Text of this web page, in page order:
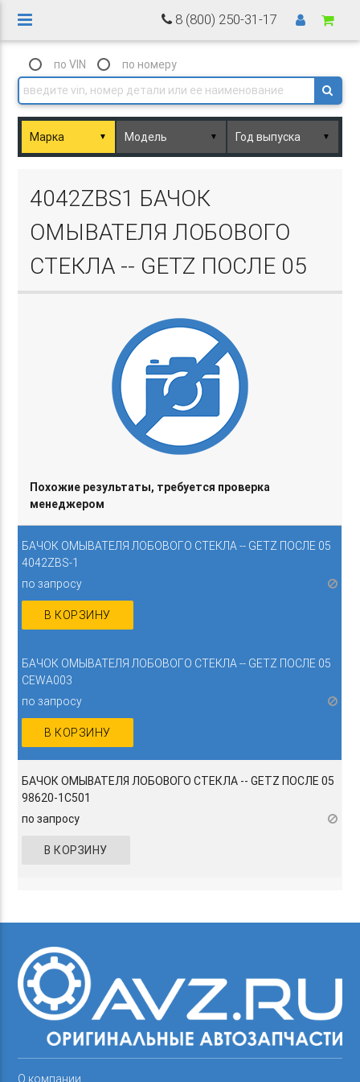
8 (800) 250-31-17
по VIN по номеру
▼ ▼ ▼
4042ZBS1 БАЧОК
ОМЫВАТЕЛЯ ЛОБОВОГО
СТЕКЛА -- GETZ ПОСЛЕ 05
БАЧОК ОМЫВАТЕЛЯ ЛОБОВОГО СТЕКЛА -- GETZ ПОСЛЕ 05
4042ZBS-1
по запросу
В КОРЗИНУ
Похожие результаты, требуется проверка
менеджером
БАЧОК ОМЫВАТЕЛЯ ЛОБОВОГО СТЕКЛА -- GETZ ПОСЛЕ 05
CEWA003
по запросу
В КОРЗИНУ
БАЧОК ОМЫВАТЕЛЯ ЛОБОВОГО СТЕКЛА -- GETZ ПОСЛЕ 05
98620-1C501
по запросу
В КОРЗИНУ
О компании